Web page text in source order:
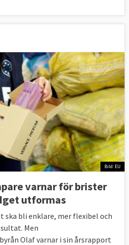
300
600
500
500
500
500
50
400
100
300
300
300
300
300
200
200
50
Bild: EU
varnar för brister
utformas
ska bli enklare, mer flexibel och
Men
Olaf varnar i sin årsrapport